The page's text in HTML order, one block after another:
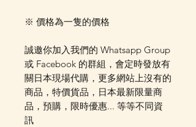
※ 價格為一隻的價格
誠邀你加入我們的 Whatsapp Group
或 Facebook 的群組，會定時發放有
關日本現場代購，更多網站上沒有的
商品，特價貨品，日本最新限量商
品，預購，限時優惠... 等等不同資
訊